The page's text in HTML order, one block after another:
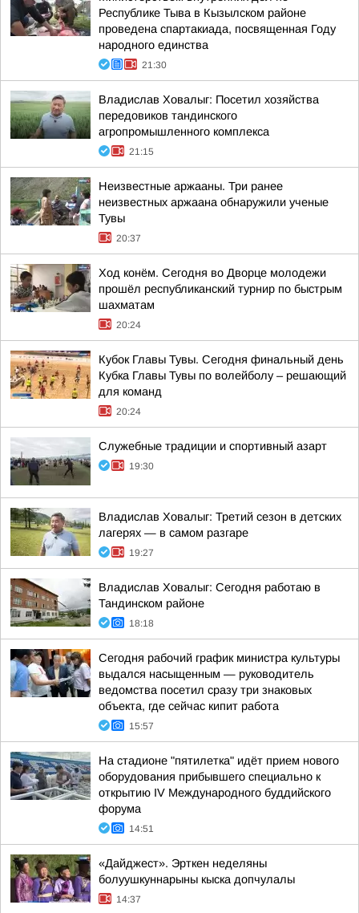
Республике Тыва в Кызылском районе
проведена спартакиада, посвященная Году
народного единства
21:30
Владислав Ховалыг: Посетил хозяйства
передовиков тандинского
агропромышленного комплекса
21:15
Неизвестные аржааны. Три ранее
неизвестных аржаана обнаружили ученые
Тувы
20:37
Ход конём. Сегодня во Дворце молодежи
прошёл республиканский турнир по быстрым
шахматам
20:24
Кубок Главы Тувы. Сегодня финальный день
Кубка Главы Тувы по волейболу – решающий
для команд
20:24
Служебные традиции и спортивный азарт
19:30
Владислав Ховалыг: Третий сезон в детских
лагерях — в самом разгаре
19:27
Владислав Ховалыг: Сегодня работаю в
Тандинском районе
18:18
Сегодня рабочий график министра культуры
выдался насыщенным — руководитель
ведомства посетил сразу три знаковых
объекта, где сейчас кипит работа
15:57
На стадионе "пятилетка" идёт прием нового
оборудования прибывшего специально к
открытию IV Международного буддийского
форума
14:51
«Дайджест». Эрткен неделяны
болуушкуннарыны кыска допчулалы
14:37